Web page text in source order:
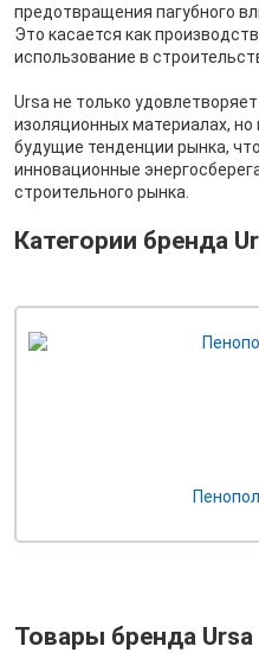
предотвращения пагубного
Это касается как
использование в
Ursa не только
изоляционных материалах,
будущие тенденции рынка,
инновационные
строительного рынка.
Категории бренда
Товары бренда Ursa